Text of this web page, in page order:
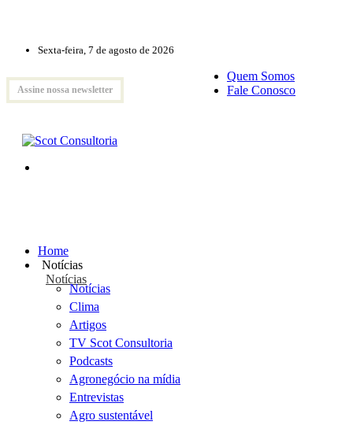
Sexta-feira, 7 de agosto de 2026
Assine nossa newsletter
Quem Somos
Fale Conosco
Home
Notícias
Notícias
Notícias
Clima
Artigos
TV Scot Consultoria
Podcasts
Agronegócio na mídia
Entrevistas
Agro sustentável